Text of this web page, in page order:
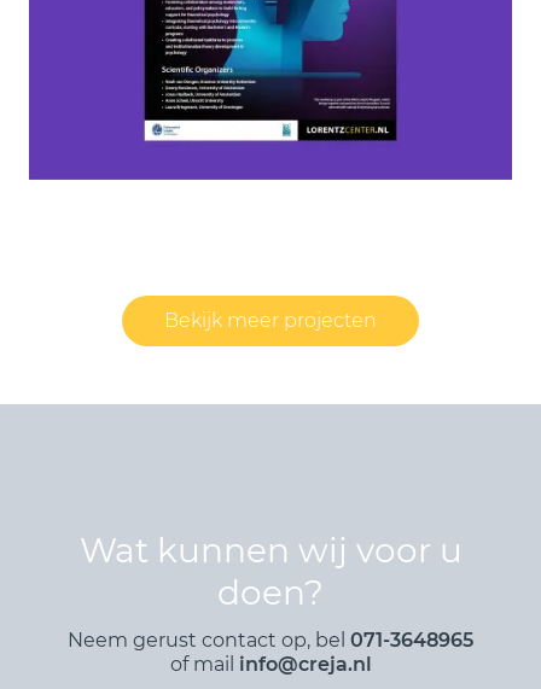
Bekijk meer projecten
Wat kunnen wij voor u
doen?
Neem gerust contact op, bel 071-3648965
of mail info@creja.nl